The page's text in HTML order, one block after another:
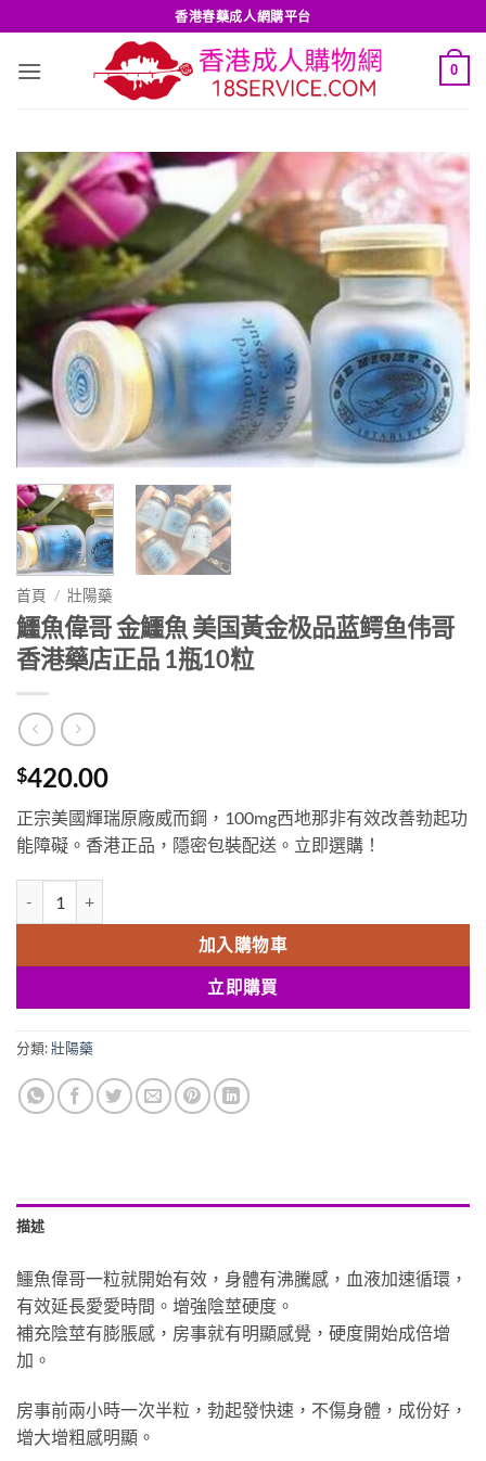
to
content
香港春藥成人網購平台
0
首頁 / 壯陽藥
鱷魚偉哥 金鱷魚 美国黃金极品蓝鳄鱼伟哥
香港藥店正品 1瓶10粒
$420.00
正宗美國輝瑞原廠威而鋼，100mg西地那非有效改善勃起功
能障礙。香港正品，隱密包裝配送。立即選購！
加入購物車
立即購買
分類:壯陽藥
描述
鱷魚偉哥一粒就開始有效，身體有沸騰感，血液加速循環，
有效延長愛愛時間。增強陰莖硬度。
補充陰莖有膨脹感，房事就有明顯感覺，硬度開始成倍增
加。
房事前兩小時一次半粒，勃起發快速，不傷身體，成份好，
增大增粗感明顯。